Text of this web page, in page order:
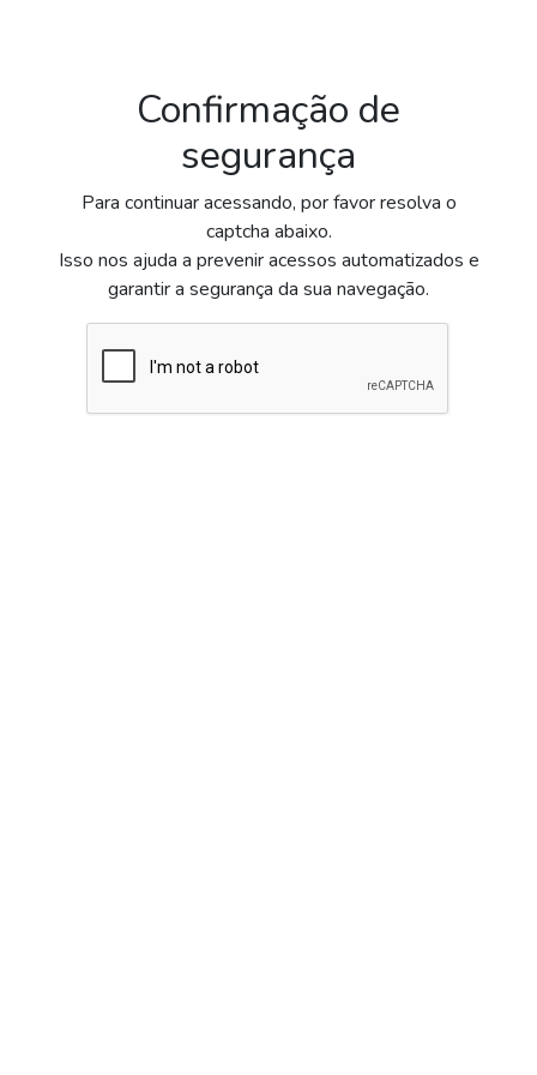
Confirmação de
segurança
Para continuar acessando, por favor resolva o
captcha abaixo.
Isso nos ajuda a prevenir acessos automatizados e
garantir a segurança da sua navegação.